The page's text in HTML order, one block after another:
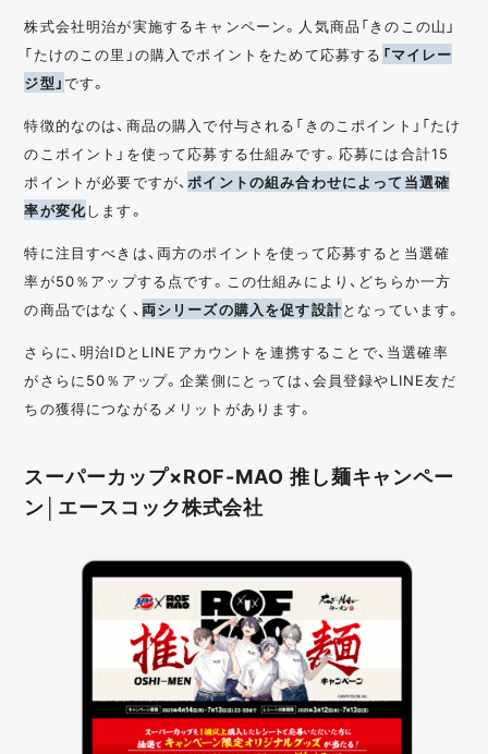
株式会社明治が実施するキャンペーン。人気商品「きのこの山」
「たけのこの里」の購入でポイントをためて応募する 「マイレー
ジ型」です。
特徴的なのは、商品の購入で付与される「きのこポイント」「たけ
のこポイント」を使って応募する仕組みです。応募には合計15
ポイントが必要ですが、 ポイントの組み合わせによって当選確
率が変化します。
特に注目すべきは、両方のポイントを使って応募すると当選確
率が50％アップする点です。この仕組みにより、どちらか一方
の商品ではなく、 両シリーズの購入を促す設計となっています。
さらに、明治IDとLINEアカウントを連携することで、当選確率
がさらに50％アップ。企業側にとっては、会員登録やLINE友だ
ちの獲得につながるメリットがあります。
スーパーカップ×ROF-MAO 推し麺キャンペー
ン│エースコック株式会社